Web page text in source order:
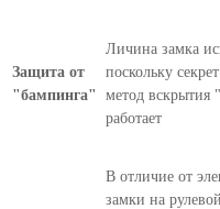
Защита от
"бампинга"
Личина замка
поскольку
метод вскрытия
работает
В отличие от
замки на